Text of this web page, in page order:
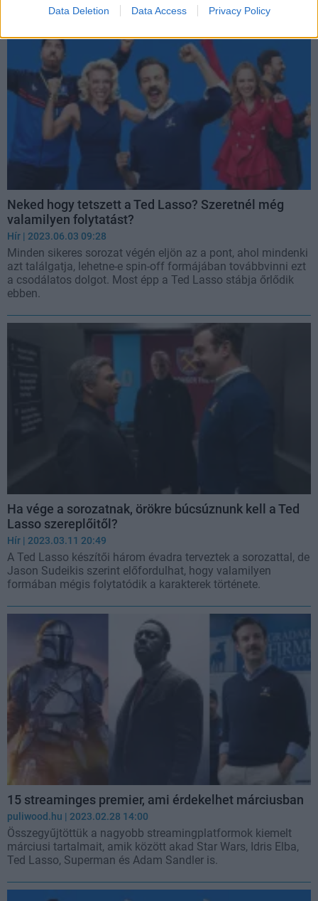
Data Deletion Data Access Privacy Policy
Neked hogy tetszett a Ted Lasso? Szeretnél még
valamilyen folytatást?
Hír | 2023.06.03 09:28
Minden sikeres sorozat végén eljön az a pont, ahol mindenki
azt találgatja, lehetne-e spin-off formájában továbbvinni ezt
a csodálatos dolgot. Most épp a Ted Lasso stábja őrlődik
ebben.
Ha vége a sorozatnak, örökre búcsúznunk kell a Ted
Lasso szereplőitől?
Hír | 2023.03.11 20:49
A Ted Lasso készítői három évadra terveztek a sorozattal, de
Jason Sudeikis szerint előfordulhat, hogy valamilyen
formában mégis folytatódik a karakterek története.
15 streaminges premier, ami érdekelhet márciusban
puliwood.hu | 2023.02.28 14:00
Összegyűjtöttük a nagyobb streamingplatformok kiemelt
márciusi tartalmait, amik között akad Star Wars, Idris Elba,
Ted Lasso, Superman és Adam Sandler is.